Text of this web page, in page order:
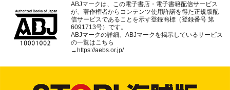
ABJマークは、この電子書店・電子書籍配信サービス
が、著作権者からコンテンツ使用許諾を得た正規版配
信サービスであることを示す登録商標（登録番号 第
6091713号）です。
ABJマークの詳細、ABJマークを掲示しているサービス
の一覧はこちら
→ https://aebs.or.jp/